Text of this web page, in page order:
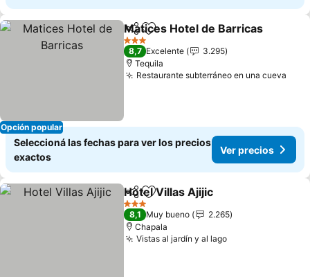
Opción popular
CompartirAñadir a favoritos
Matices Hotel de Barricas
3 Estrellas
8,7 Excelente
3.295
Tequila
Restaurante subterráneo en una cueva
Seleccioná las fechas para ver los precios
exactos
Ver precios
CompartirAñadir a favoritos
Hotel Villas Ajijic
3 Estrellas
8,1 Muy bueno
2.265
Chapala
Vistas al jardín y al lago